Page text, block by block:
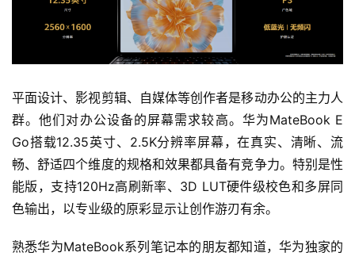
平面设计、影视剪辑、自媒体等创作者是移动办公的主力人
群。他们对办公设备的屏幕需求较高。华为MateBook E
Go搭载12.35英寸、2.5K分辨率屏幕，在真实、清晰、流
畅、舒适四个维度的规格和效果都具备有竞争力。特别是性
能版，支持120Hz高刷新率、3D LUT硬件级校色和多屏同
色输出，以专业级的原彩显示让创作游刃有余。
熟悉华为MateBook系列笔记本的朋友都知道，华为独家的